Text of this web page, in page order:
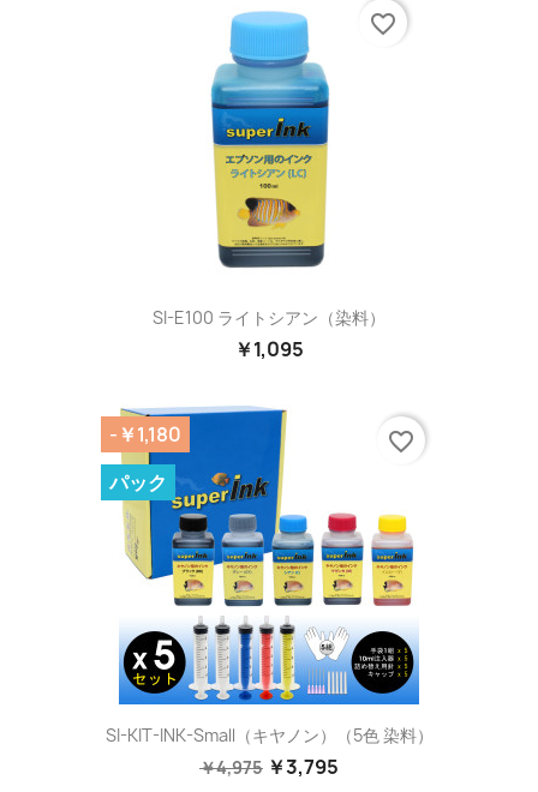
SI-E100 ライトシアン（染料）
￥1,095
favorite_border
SI-KIT-INK-Small（キヤノン）（5色 染料）
￥4,975 ￥3,795
-￥1,180
パック
favorite_border